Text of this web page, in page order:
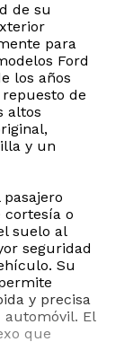
de su
para
Ford
los años
de
altos
y un
o
suelo al
seguridad
Su
y precisa
automóvil. El
que